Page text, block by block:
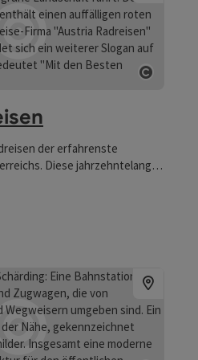
der erfahrenste
Diese jahrzehntelange
Tage des Jahres zu
geöffnet
geöffnet